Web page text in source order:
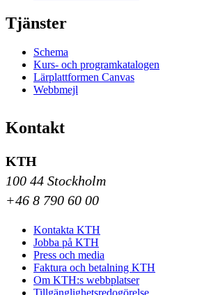
Tjänster
Schema
Kurs- och programkatalogen
Lärplattformen Canvas
Webbmejl
Kontakt
KTH
100 44 Stockholm
+46 8 790 60 00
Kontakta KTH
Jobba på KTH
Press och media
Faktura och betalning KTH
Om KTH:s webbplatser